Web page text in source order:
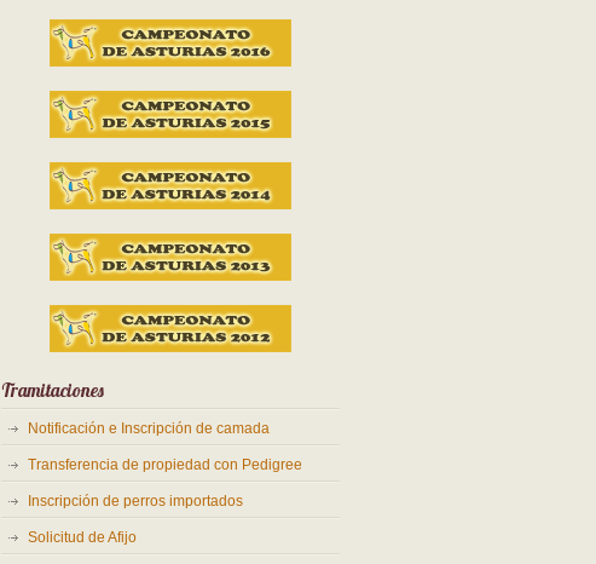
Tramitaciones
Notificación e Inscripción de camada
Transferencia de propiedad con Pedigree
Inscripción de perros importados
Solicitud de Afijo